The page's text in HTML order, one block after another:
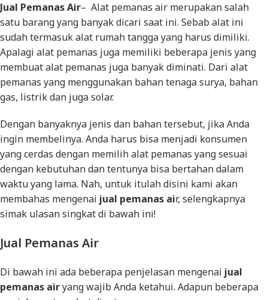
Jual Pemanas Air– Alat pemanas air merupakan salah
satu barang yang banyak dicari saat ini. Sebab alat ini
sudah termasuk alat rumah tangga yang harus dimiliki.
Apalagi alat pemanas juga memiliki beberapa jenis yang
membuat alat pemanas juga banyak diminati. Dari alat
pemanas yang menggunakan bahan tenaga surya, bahan
gas, listrik dan juga solar.
Dengan banyaknya jenis dan bahan tersebut, jika Anda
ingin membelinya. Anda harus bisa menjadi konsumen
yang cerdas dengan memilih alat pemanas yang sesuai
dengan kebutuhan dan tentunya bisa bertahan dalam
waktu yang lama. Nah, untuk itulah disini kami akan
membahas mengenai jual pemanas air, selengkapnya
simak ulasan singkat di bawah ini!
Jual Pemanas Air
Di bawah ini ada beberapa penjelasan mengenai jual
pemanas airyang wajib Anda ketahui. Adapun beberapa